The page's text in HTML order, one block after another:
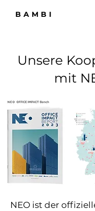
BAMBI
Unsere
mit
NEO ist der